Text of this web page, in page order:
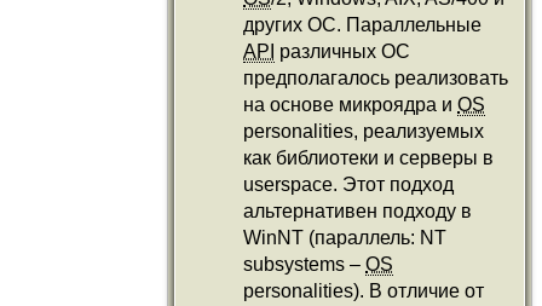
других ОС. Параллельные
API различных ОС
предполагалось реализовать
на основе микроядра и OS
personalities, реализуемых
как библиотеки и серверы в
userspace. Этот подход
альтернативен подходу в
WinNT (параллель: NT
subsystems – OS
personalities). В отличие от